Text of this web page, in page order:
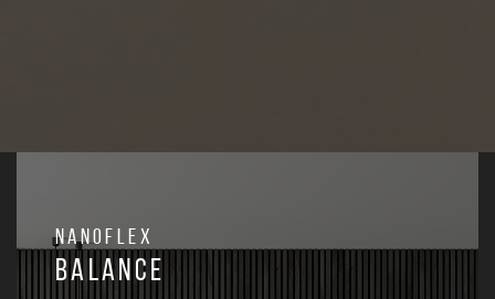
Nanoflex
BALANCE